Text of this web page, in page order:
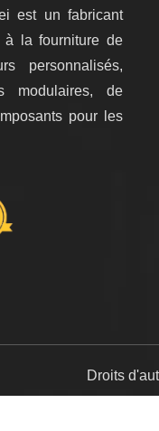
est un fabricant
à la fourniture de
personnalisés,
modulaires, de
pour les
Droits